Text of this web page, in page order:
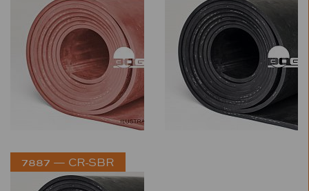
7887 — CR-SBR